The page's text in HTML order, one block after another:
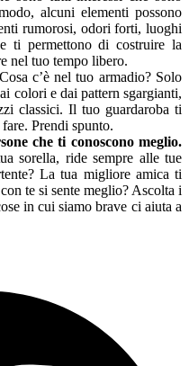
alcuni elementi possono
rumorosi, odori forti, luoghi
ti permettono di costruire la
nel tuo tempo libero.
Cosa c’è nel tuo armadio? Solo
colori e dai pattern sgargianti,
classici. Il tuo guardaroba ti
Prendi spunto.
che ti conoscono meglio.
sorella, ride sempre alle tue
La tua migliore amica ti
te si sente meglio? Ascolta i
in cui siamo brave ci aiuta a